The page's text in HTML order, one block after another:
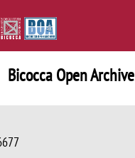
Bicocca Open Archive